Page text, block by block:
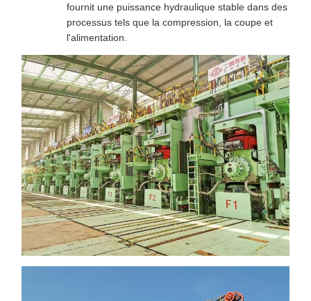
fournit une puissance hydraulique stable dans des
processus tels que la compression, la coupe et
l'alimentation.